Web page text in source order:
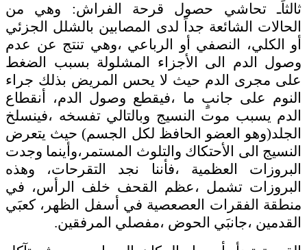
ثالثاًـ تحاشي حصول قرحة الفراش: وهي من
الحالات الشائعة جداً لدى المصابين بالشلل الجزئي
أو الكلي، النصفي أو الرباعي ،وهي تنتج عن عدم
وصول الدم الى الأجزاء المشلولة بسبب الضغط
على مجرى الدم حيث لا يحس المريض بذلك جراء
النوم على جانبٍ ما ،فيقطع وصول الدم، أنقطاع
الدم يسبب موت النسيج وبالتالي تفسخه ،فينسلخ
الجلد(وهو العضو الحافظ لكل الجسم) حيث يتعرض
النسيج الى الأحتكاك والتلوث المستمر،وأينما وجدت
البروزات العظمية ،فأننا نجد التقرحات، وهذه
البروزات تشمل ،عظم القحف خلف الرأس، في
منطقة الفقرات العصعصية في أسفل الظهر، كعبَي
القدمين ،جانبَي الحوض ،مفصلي المرفقين.